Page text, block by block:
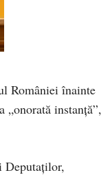
României înainte
instanță”,
Deputaților,